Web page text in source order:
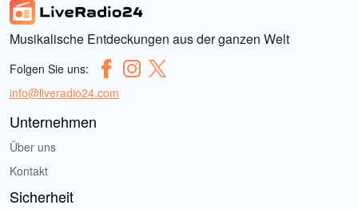
Musikalische Entdeckungen aus der ganzen Welt
Folgen Sie uns:
info@liveradio24.com
Unternehmen
Über uns
Kontakt
Sicherheit